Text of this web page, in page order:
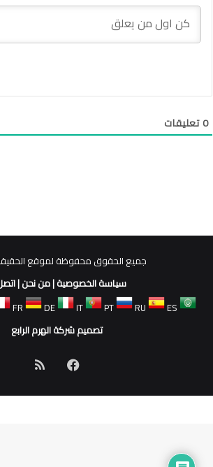
0تعليقات
جميع الحقوق محفوظة لموقع الحقيقة©
سياسة الخصوصية|من نحن|
FR DE IT PT RU
ES
تصميم شركة الهرم الرابع
فيسبوكملخص
الموقع